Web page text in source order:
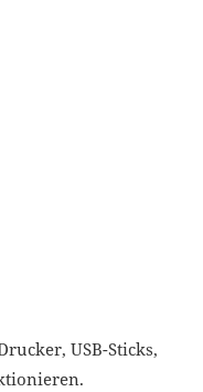
USB-Sticks,